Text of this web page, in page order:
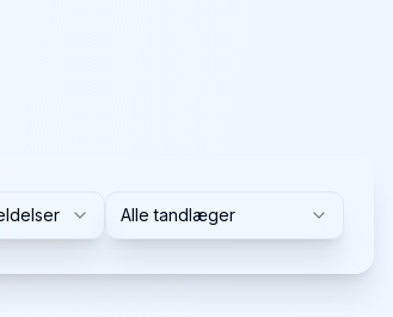
Alle tandlæger